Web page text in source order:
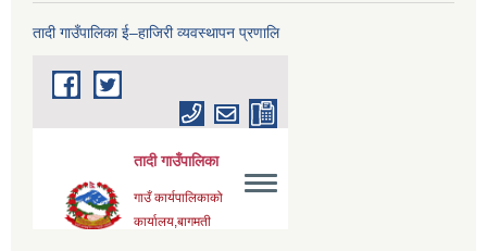
तादी गाउँपालिका ई–हाजिरी व्यवस्थापन प्रणालि